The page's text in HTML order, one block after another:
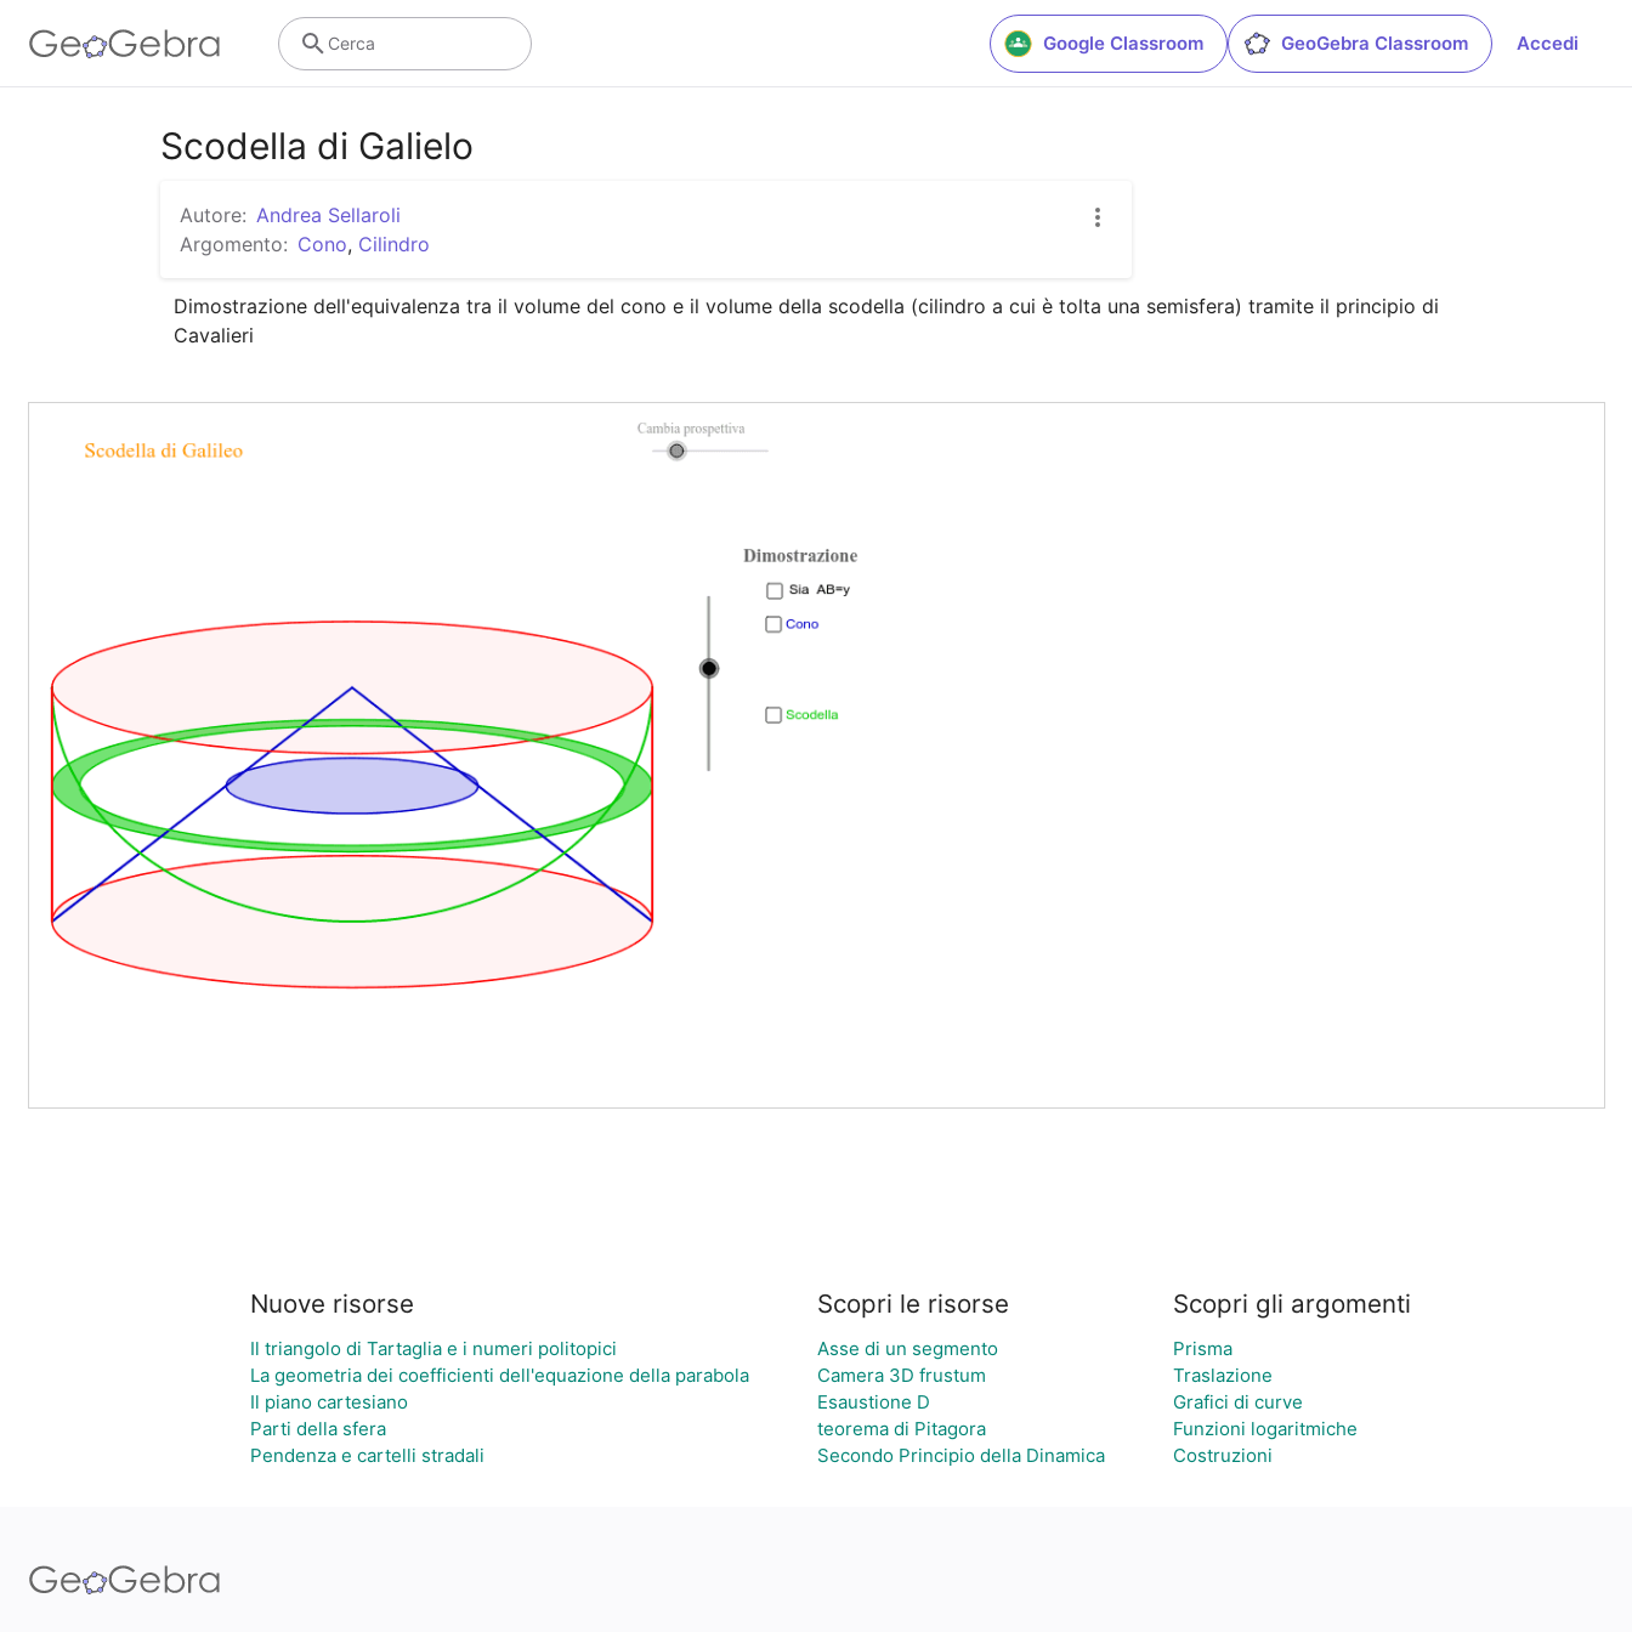
Google Classroom GeoGebra Classroom Accedi
Cerca
Scodella di Galielo
Autore: Andrea Sellaroli
Argomento: Cono, Cilindro
Dimostrazione dell'equivalenza tra il volume del cono e il volume della scodella (cilindro a cui è tolta una semisfera) tramite il principio di
Cavalieri
Nuove risorse
Il triangolo di Tartaglia e i numeri politopici
La geometria dei coefficienti dell'equazione della parabola
Il piano cartesiano
Parti della sfera
Pendenza e cartelli stradali
Scopri le risorse
Asse di un segmento
Camera 3D frustum
Esaustione D
teorema di Pitagora
Secondo Principio della Dinamica
Scopri gli argomenti
Prisma
Traslazione
Grafici di curve
Funzioni logaritmiche
Costruzioni